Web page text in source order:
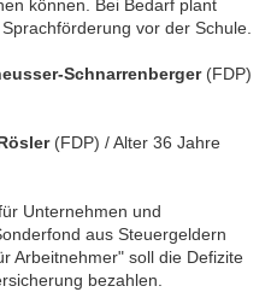
können. Bei Bedarf plant
vor der Schule.
Schnarrenberger(FDP)
(FDP) / Alter 36 Jahre
Unternehmen und
aus Steuergeldern
Arbeitnehmer" soll die Defizite
bezahlen.